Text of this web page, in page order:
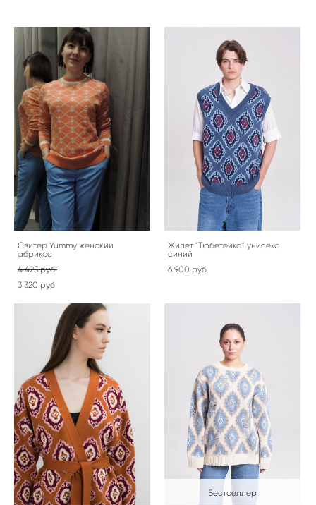
Свитер Yummy женский
абрикос
4 425 pуб.
3 320 pуб.
Жилет "Тюбетейка" унисекс
синий
6 900 pуб.
Бестселлер